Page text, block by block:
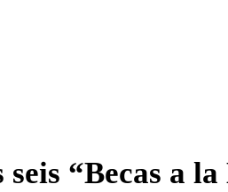
“Becas a